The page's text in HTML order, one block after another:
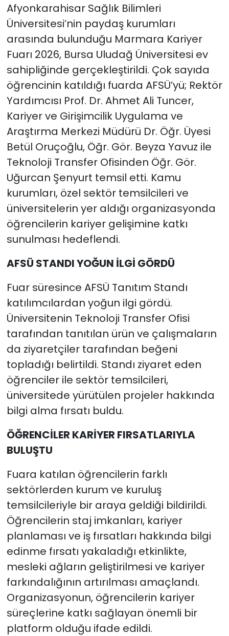
Afyonkarahisar Sağlık Bilimleri
Üniversitesi’nin paydaş kurumları
arasında bulunduğu Marmara Kariyer
Fuarı 2026, Bursa Uludağ Üniversitesi ev
sahipliğinde gerçekleştirildi. Çok sayıda
öğrencinin katıldığı fuarda AFSÜ’yü; Rektör
Yardımcısı Prof. Dr. Ahmet Ali Tuncer,
Kariyer ve Girişimcilik Uygulama ve
Araştırma Merkezi Müdürü Dr. Öğr. Üyesi
Betül Oruçoğlu, Öğr. Gör. Beyza Yavuz ile
Teknoloji Transfer Ofisinden Öğr. Gör.
Uğurcan Şenyurt temsil etti. Kamu
kurumları, özel sektör temsilcileri ve
üniversitelerin yer aldığı organizasyonda
öğrencilerin kariyer gelişimine katkı
sunulması hedeflendi.
AFSÜ STANDI YOĞUN İLGİ GÖRDÜ
Fuar süresince AFSÜ Tanıtım Standı
katılımcılardan yoğun ilgi gördü.
Üniversitenin Teknoloji Transfer Ofisi
tarafından tanıtılan ürün ve çalışmaların
da ziyaretçiler tarafından beğeni
topladığı belirtildi. Standı ziyaret eden
öğrenciler ile sektör temsilcileri,
üniversitede yürütülen projeler hakkında
bilgi alma fırsatı buldu.
ÖĞRENCİLER KARİYER FIRSATLARIYLA
BULUŞTU
Fuara katılan öğrencilerin farklı
sektörlerden kurum ve kuruluş
temsilcileriyle bir araya geldiği bildirildi.
Öğrencilerin staj imkanları, kariyer
planlaması ve iş fırsatları hakkında bilgi
edinme fırsatı yakaladığı etkinlikte,
mesleki ağların geliştirilmesi ve kariyer
farkındalığının artırılması amaçlandı.
Organizasyonun, öğrencilerin kariyer
süreçlerine katkı sağlayan önemli bir
platform olduğu ifade edildi.